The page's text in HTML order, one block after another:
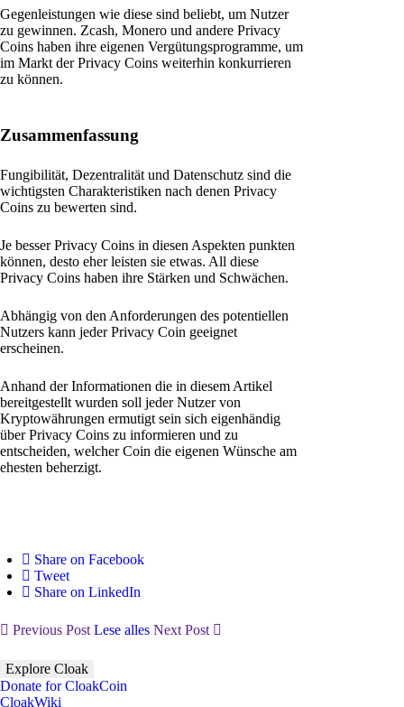
Gegenleistungen wie diese sind beliebt, um Nutzer
zu gewinnen. Zcash, Monero und andere Privacy
Coins haben ihre eigenen Vergütungsprogramme, um
im Markt der Privacy Coins weiterhin konkurrieren
zu können.
Zusammenfassung
Fungibilität, Dezentralität und Datenschutz sind die
wichtigsten Charakteristiken nach denen Privacy
Coins zu bewerten sind.
Je besser Privacy Coins in diesen Aspekten punkten
können, desto eher leisten sie etwas. All diese
Privacy Coins haben ihre Stärken und Schwächen.
Abhängig von den Anforderungen des potentiellen
Nutzers kann jeder Privacy Coin geeignet
erscheinen.
Anhand der Informationen die in diesem Artikel
bereitgestellt wurden soll jeder Nutzer von
Kryptowährungen ermutigt sein sich eigenhändig
über Privacy Coins zu informieren und zu
entscheiden, welcher Coin die eigenen Wünsche am
ehesten beherzigt.
Share on Facebook
Tweet
Share on LinkedIn
Previous Post Lese alles Next Post
Explore Cloak
Donate for CloakCoin
CloakWiki